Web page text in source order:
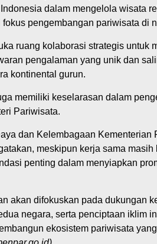
dalam mengelola wisata
pengembangan pariwisata di
ruang kolaborasi strategis untuk
pengalaman yang unik dan
kontinental gurun.
memiliki keselarasan dalam
Pariwisata.
dan Kelembagaan Kementerian
meskipun kerja sama
penting dalam menyiapkan
akan difokuskan pada dukungan
negara, serta penciptaan iklim
ekosistem pariwisata